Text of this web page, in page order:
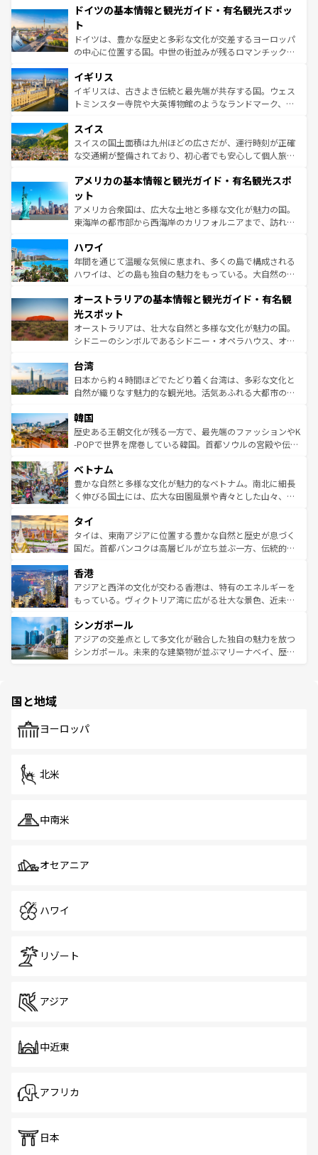
せる。地方によって風土や気候が異なるスペインはその個
ンテンツ一覧 を参照してほしい。
で、幅広い魅力が詰まっている。華麗な宮殿、歴史的な大
聖堂、美しいビーチ、そして豊かな自然が、訪れる者を心
から魅了する。また、フランスは美食の国としても知ら
れ、フランス料理はユネスコ無形文化遺産にも登録されて
香り高いラベンダー畑など、多彩な楽しみ方が可能だ。さ
らに、パリ以外の地域にも魅力が溢れており、どの街角に
も豊かな歴史と文化が息づいている。パリ以外の個性あふ
を参照してほしい。
ドイツの基本情報と観光ガイド・有名観光スポッ
ト
ドイツは、豊かな歴史と多彩な文化が交差するヨーロッパ
の中心に位置する国。中世の街並みが残るロマンチック街
顔を持つこの国は、どこを歩いても飽きることがない。ベ
ルリンの文化的活気、バイエルン州のアルプスの絶景、そ
してライン川沿いのワイン畑といった風景は必見。ビール
は、お酒好きな人にはぜひ体験してほしい。 なお、新着の
ドイツ情報はコンテンツ一覧を参照してほしい。
イギリス
イギリスは、古きよき伝統と最先端が共存する国。ウェス
トミンスター寺院や大英博物館のようなランドマーク、歴
リアごとに異なる魅力がある。また、優雅なアフタヌーン
ティー、ビール好きにはたまらない英国パブ、サッカー観
戦など、本場だからこそできる体験も豊富。イギリスを旅
ンツ一覧を参照してほしい。
スイス
スイスの国土面積は九州ほどの広さだが、運行時刻が正確
な交通網が整備されており、初心者でも安心して個人旅行
の建物がそのまま残る町や、スイスならではのユニークな
博物館もあり、アルプス観光だけでなく町歩きも満喫する
ことができる。国民の所得が高いため物価も高いが、旅行
者向けの交通パス提供のサービスもあり、うまく活用すれ
着のスイス情報は
アメリカの基本情報と観光ガイド・有名観光スポ
ット
アメリカ合衆国は、広大な土地と多様な文化が魅力の国。
東海岸の都市部から西海岸のカリフォルニアまで、訪れる
のような巨大都市は、観光、ショッピング、エンターテイ
ンメントが詰まった刺激的なスポットだ。一方、アメリカ
西部には大自然が広がり、グランドキャニオンやイエロー
部のニューオーリンズでは、音楽と美食が融合した独特の
文化が魅力。旅行者はアメリカの各地域で異なる魅力を楽
しみながら、その多様性と豊かな歴史を感じることができ
るだろう。車でのロードトリップや列車の旅も、アメリカ
情報は
ハワイ
年間を通じて温暖な気候に恵まれ、多くの島で構成される
ハワイは、どの島も独自の魅力をもっている。大自然の神
ワイ島は見逃せない。また、定番の観光地といえばオアフ
島だが、静かな自然を求めるならマウイ島やカウアイ島が
おすすめ。エメラルドグリーンに輝く海をはじめ、豊かな
文化や歴史が息づいている。「アロハスピリット」と呼ば
人々、おいしいローカルフードやハワイアンミュージッ
ク、伝統的なフラダンスなど、すべてがハワイの魅力を彩
っている。訪れるたびに新しい発見と感動が待っているハ
はコンテンツ一覧
オーストラリアの基本情報と観光ガイド・有名観
光スポット
オーストラリアは、壮大な自然と多様な文化が魅力の国。
シドニーのシンボルであるシドニー・オペラハウス、オー
リアリーフや大陸中央部にそびえるウルル（エアーズロッ
ク）、タスマニアの美しい原生林やケアンズの熱帯雨林な
ど、見どころがたくさん。また、カフェやワイン、オージ
いる。アクティビティも充実しており、サーフィンやダイ
ビング、ハイキングなど、アウトドア好きにはたまらな
い。オーストラリアの多彩な魅力を存分に味わいつくそ
参照してほしい。
台湾
日本から約４時間ほどでたどり着く台湾は、多彩な文化と
自然が織りなす魅力的な観光地。活気あふれる大都市の台
ン）、静ひつな山岳地帯である台湾東部など、都市の喧騒
と山間の静けさが共存しており、訪れる人に新しい発見と
驚きをもたらしてくれる。また、奥深い台湾の食文化も魅
容にもいいと評判のスイーツなど、バラエティ豊かな料理
が味わえる。 なお、新着の台湾情報は コンテンツ一覧を参
照してほしい。
韓国
歴史ある王朝文化が残る一方で、最先端のファッションやK
-POPで世界を席巻している韓国。首都ソウルの宮殿や伝統
き、地方に足を延ばせば四季折々の自然美を楽しむことが
できる。そして、キムチや焼肉、絶品のストリートフード
まで、さまざまな韓国料理が待っている。夜には、韓国な
リティに包まれながら、韓国の多彩な魅力を心ゆくまで味
わってみてほしい。 なお、新着の韓国情報はコンテンツ一
覧を参照してほしい。
ベトナム
豊かな自然と多様な文化が魅力的なベトナム。南北に細長
く伸びる国土には、広大な田園風景や青々とした山々、世
急速な発展と共に伝統が息づく。ハノイの古い町並みやホ
ーチミン市のフランス統治時代の建物も、独特の雰囲気を
醸し出している。また、バラエティの豊かさとおいしさで
とつ。フォーやバインミー、ベトナムコーヒーなどは、ぜ
ひ現地で味わいたい。どの地域を訪れてもあたたかい人々
が旅行者を迎えてくれるので、きっと忘れられない旅にな
参照してほしい。
タイ
タイは、東南アジアに位置する豊かな自然と歴史が息づく
国だ。首都バンコクは高層ビルが立ち並ぶ一方、伝統的な
の活気が交差している。北部ではチェンマイなどの山岳地
帯で自然と触れ合い、南部ではプーケットやクラビの美し
いビーチでリゾート気分を楽しむことができる。タイ料理
激する。気候は一年中温暖で、どの季節にも異なる楽しみ
が待っている。親しみやすいタイの人々、仏教を中心とし
た文化、そして多様な観光資源が、訪れる旅人を魅了し続
香港
アジアと西洋の文化が交わる香港は、特有のエネルギーを
もっている。ヴィクトリア湾に広がる壮大な景色、近未来
み、どこを訪れても感動するはず。観光スポットが密集し
ており、効率よく見どころを回れるのも魅力。息をのむよ
うな絶景から文化的な体験まで、香港を存分に楽しみ尽く
シンガポール
アジアの交差点として多文化が融合した独自の魅力を放つ
シンガポール。未来的な建築物が並ぶマリーナベイ、歴史
で、ホーカーズは地元の風情を楽しめる外せないスポット
国と地域
ヨーロッパ
北米
中南米
オセアニア
ハワイ
リゾート
アジア
中近東
アフリカ
日本